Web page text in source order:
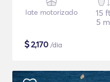
Iate motorizado
15
5 m
$2,170 /dia